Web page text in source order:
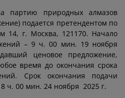
партию природных алмазов
подается претендентом по
14, г. Москва, 121170. Начало
– 9 ч. 00 мин. 19 ноября
ценовое предложение,
время до окончания срока
Срок окончания подачи
ч. 00 мин. 24 ноября 2025 г.